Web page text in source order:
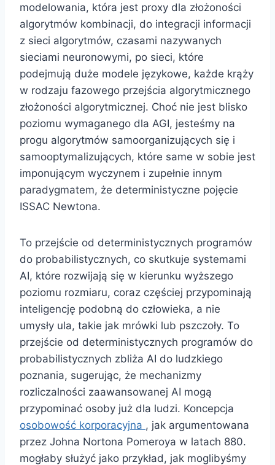
modelowania, która jest proxy dla złożoności
algorytmów kombinacji, do integracji informacji
z sieci algorytmów, czasami nazywanych
sieciami neuronowymi, po sieci, które
podejmują duże modele językowe, każde krąży
w rodzaju fazowego przejścia algorytmicznego
złożoności algorytmicznej. Choć nie jest blisko
poziomu wymaganego dla AGI, jesteśmy na
progu algorytmów samoorganizujących się i
samooptymalizujących, które same w sobie jest
imponującym wyczynem i zupełnie innym
paradygmatem, że deterministyczne pojęcie
ISSAC Newtona.
To przejście od deterministycznych programów
do probabilistycznych, co skutkuje systemami
AI, które rozwijają się w kierunku wyższego
poziomu rozmiaru, coraz częściej przypominają
inteligencję podobną do człowieka, a nie
umysły ula, takie jak mrówki lub pszczoły. To
przejście od deterministycznych programów do
probabilistycznych zbliża AI do ludzkiego
poznania, sugerując, że mechanizmy
rozliczalności zaawansowanej AI mogą
przypominać osoby już dla ludzi. Koncepcja
osobowość korporacyjna , jak argumentowana
przez Johna Nortona Pomeroya w latach 880.
mogłaby służyć jako przykład, jak moglibyśmy